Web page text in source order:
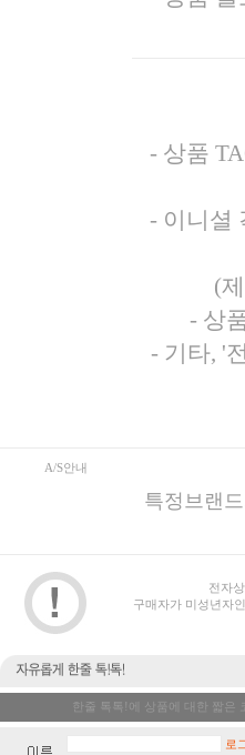
- 상품
- 이니셜
(
- 상
- 기타, '
A/S안내
특정브랜
전자
구매자가 미성년자
한줄 톡톡!에 상품에 대한 짧은
로